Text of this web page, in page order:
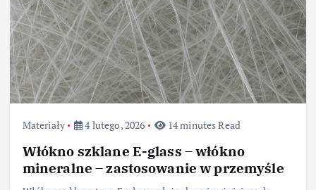
Materiały 4 lutego, 2026 14 minutes Read
Włókno szklane E-glass – włókno
mineralne – zastosowanie w przemyśle